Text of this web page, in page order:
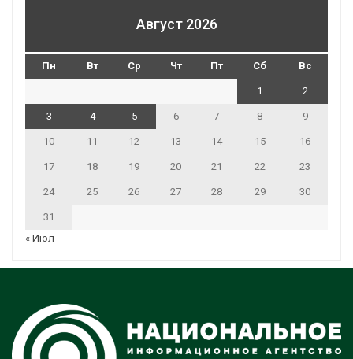
Август 2026
Пн Вт Ср Чт Пт Сб Вс
1 2
3 4 5 6 7 8 9
10 11 12 13 14 15 16
17 18 19 20 21 22 23
24 25 26 27 28 29 30
31
« Июл